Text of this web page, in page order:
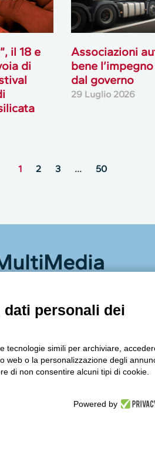
il 18 e
di
Associazioni
bene
dal governo
29 Luglio 2026
1 2 3 … 50
video, storie e webinar.
personali dei
tecnologie simili per archiviare,
web o la personalizzazione degli
di non consentire alcuni tipi di cookie.
Powered by